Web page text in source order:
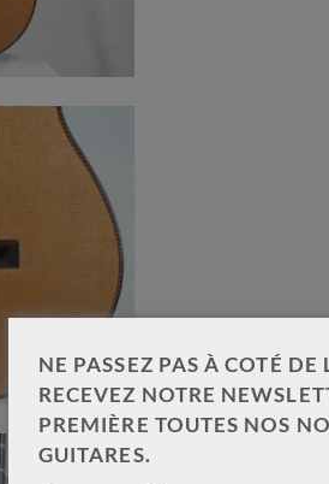
NE PASSEZ PAS À COTÉ
RECEVEZ NOTRE
PREMIÈRE TOUTES NOS
GUITARES.